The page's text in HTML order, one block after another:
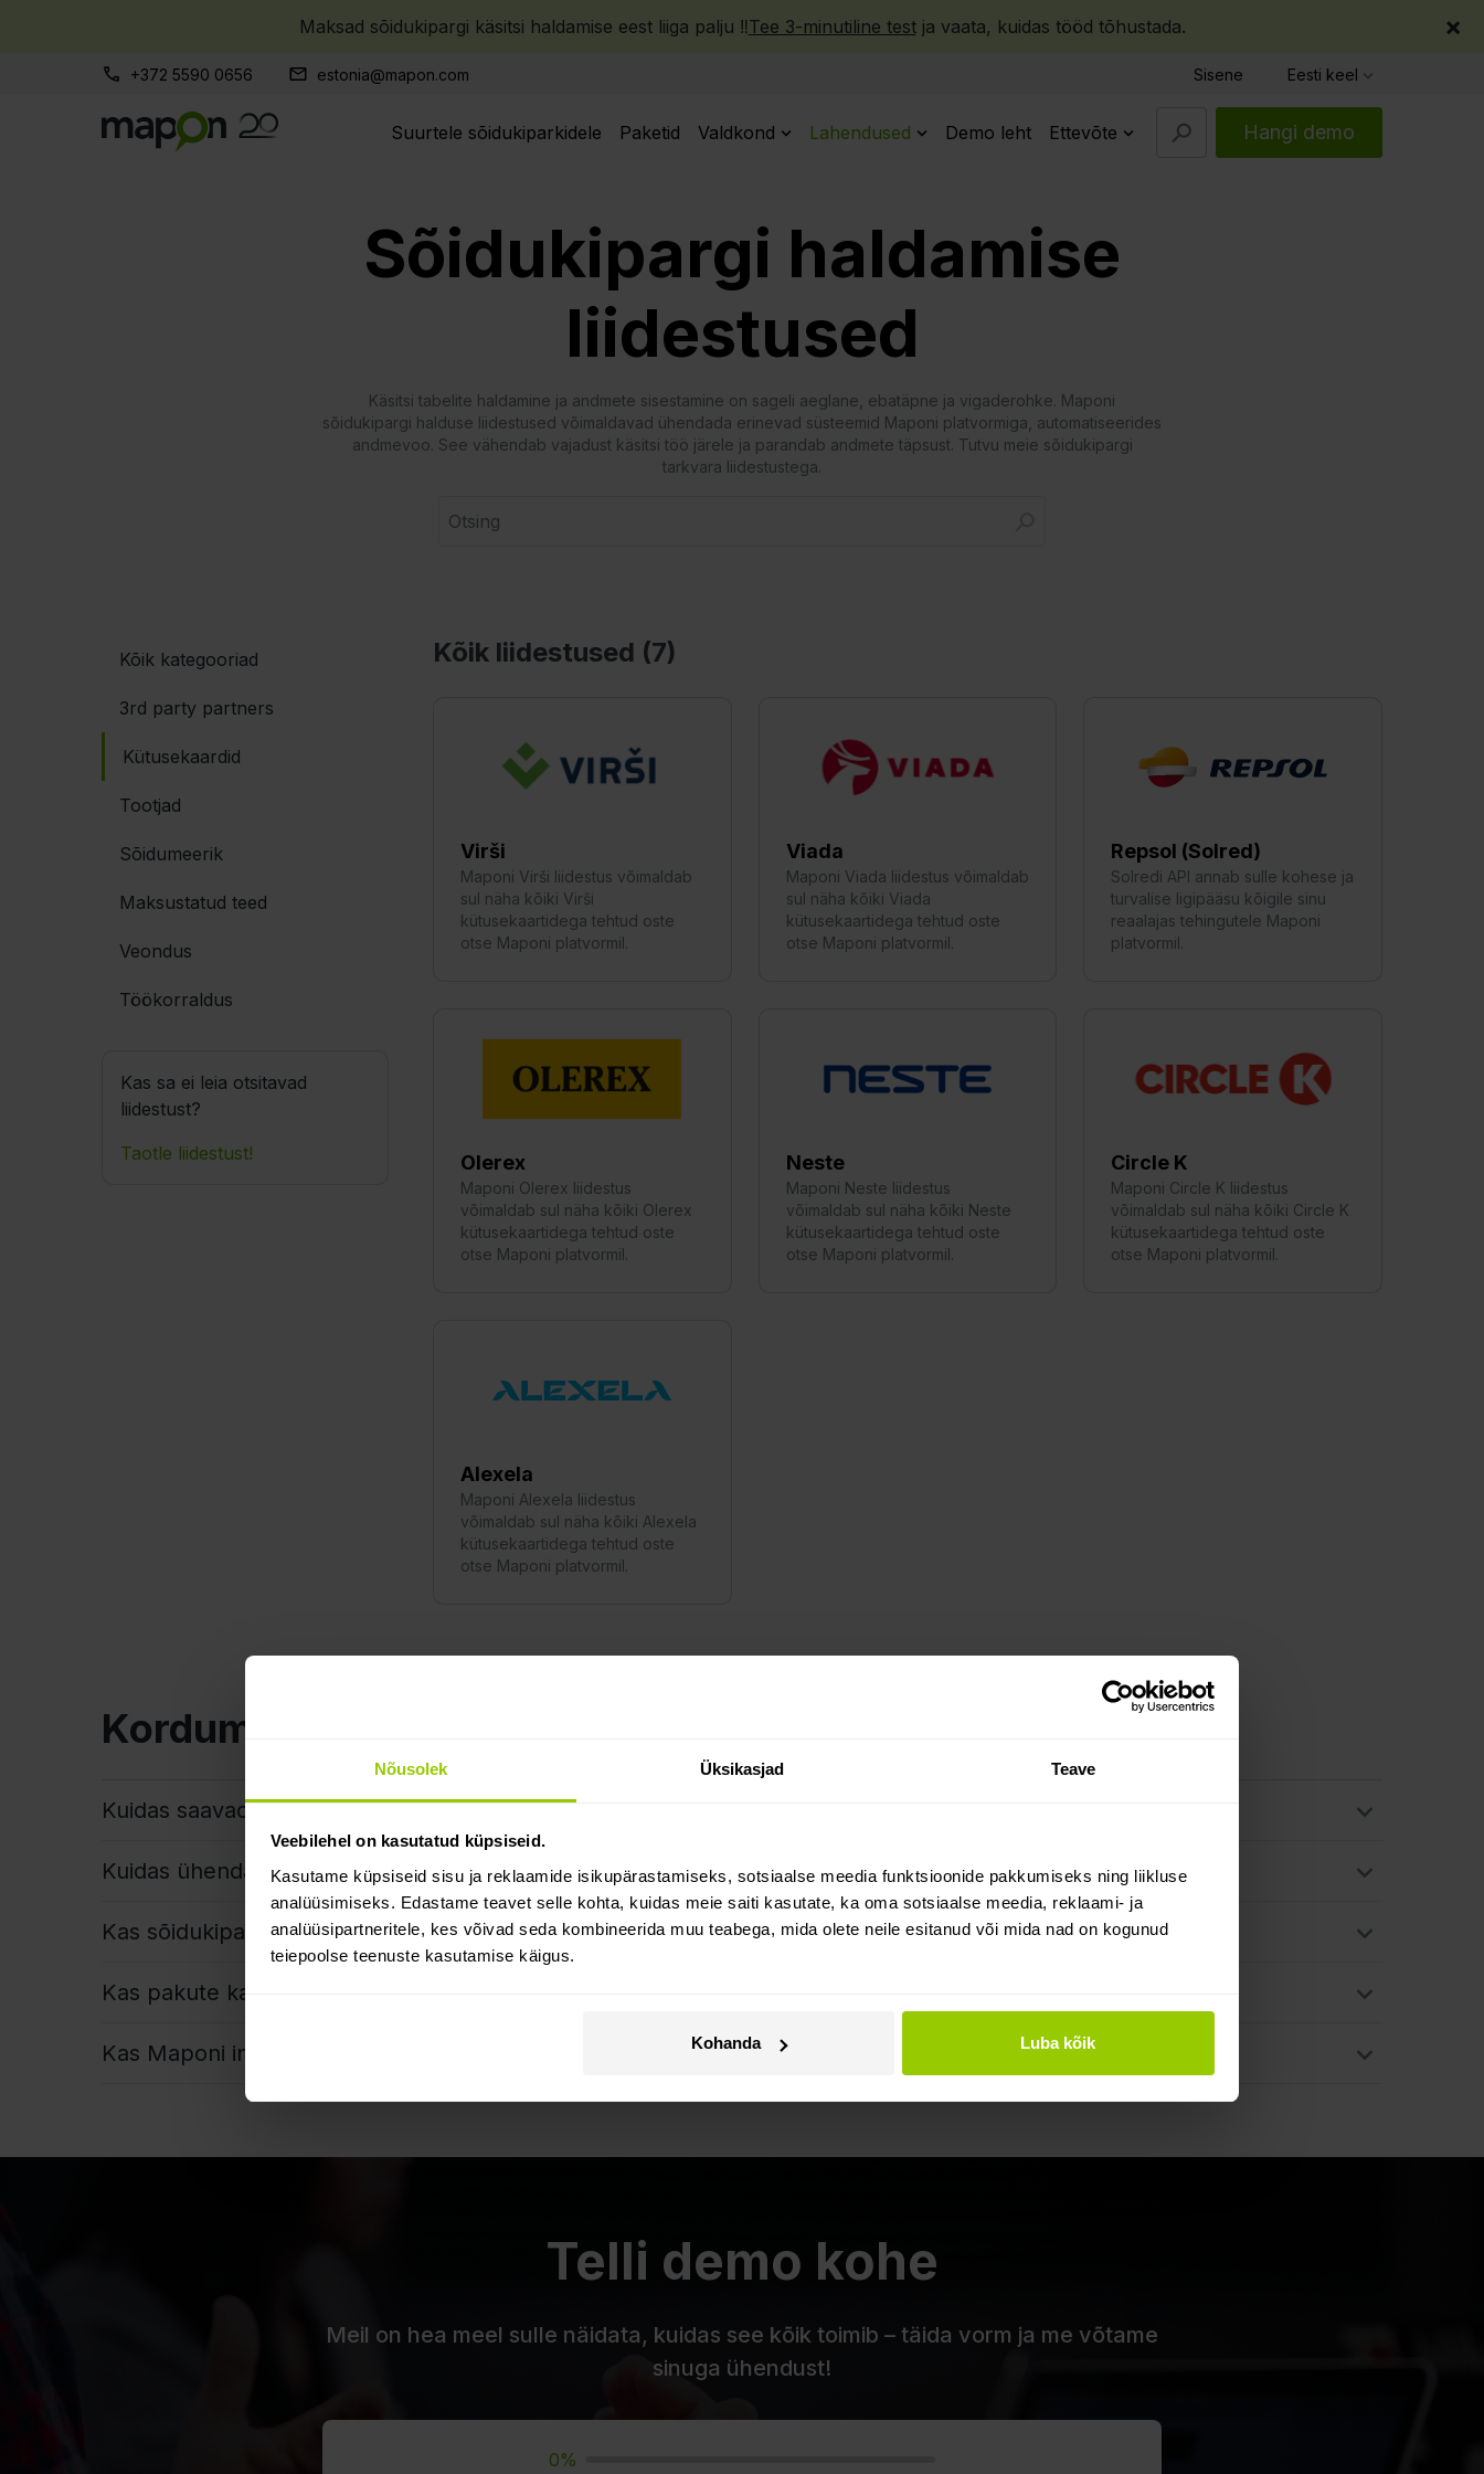
Nõusolek Üksikasjad Teave
Veebilehel on kasutatud küpsiseid.
Kasutame küpsiseid sisu ja reklaamide isikupärastamiseks, sotsiaalse meedia funktsioonide pakkumiseks ning liikluse
analüüsimiseks. Edastame teavet selle kohta, kuidas meie saiti kasutate, ka oma sotsiaalse meedia, reklaami- ja
analüüsipartneritele, kes võivad seda kombineerida muu teabega, mida olete neile esitanud või mida nad on kogunud
teiepoolse teenuste kasutamise käigus.
Kohanda Luba kõik
Maksad sõidukipargi käsitsi haldamise eest liiga palju ‼️Tee 3-minutiline testja vaata, kuidas tööd tõhustada. ×
+372 5590 0656 estonia@mapon.com Sisene Eesti keel
Suurtele sõidukiparkidele Paketid Valdkond Lahendused Demo leht Ettevõte Hangi demo
Sõidukipargi haldamise
liidestused
Käsitsi tabelite haldamine ja andmete sisestamine on sageli aeglane, ebatäpne ja vigaderohke. Maponi
sõidukipargi halduse liidestused võimaldavad ühendada erinevad süsteemid Maponi platvormiga, automatiseerides
andmevoo. See vähendab vajadust käsitsi töö järele ja parandab andmete täpsust. Tutvu meie sõidukipargi
tarkvara liidestustega.
Kõik kategooriad
3rd party partners
Kütusekaardid
Tootjad
Sõidumeerik
Maksustatud teed
Veondus
Töökorraldus
Kas sa ei leia otsitavad
liidestust?
Taotle liidestust!
Kõik liidestused (7)
Virši
Maponi Virši liidestus võimaldab
sul näha kõiki Virši
kütusekaartidega tehtud oste
otse Maponi platvormil.
Viada
Maponi Viada liidestus võimaldab
sul näha kõiki Viada
kütusekaartidega tehtud oste
otse Maponi platvormil.
Repsol (Solred)
Solredi API annab sulle kohese ja
turvalise ligipääsu kõigile sinu
reaalajas tehingutele Maponi
platvormil.
Olerex
Maponi Olerex liidestus
võimaldab sul näha kõiki Olerex
kütusekaartidega tehtud oste
otse Maponi platvormil.
Neste
Maponi Neste liidestus
võimaldab sul näha kõiki Neste
kütusekaartidega tehtud oste
otse Maponi platvormil.
Circle K
Maponi Circle K liidestus
võimaldab sul näha kõiki Circle K
kütusekaartidega tehtud oste
otse Maponi platvormil.
Alexela
Maponi Alexela liidestus
võimaldab sul näha kõiki Alexela
kütusekaartidega tehtud oste
otse Maponi platvormil.
Korduma kippuvad küsimused
Kuidas saavad sõidukipargi halduse liidestused minu ettevõtte tegevust toetada ja efektiivsemaks muuta?
Kuidas ühendada liidestus?
Kas sõidukipargi tarkvara liidestused on tasuta?
Kas pakute ka API-liidestusi süsteemidele, mida nimekirjast ei leia?
Kas Maponi integratsioonid sobivad suurtele sõidukiparkidele?
Telli demo kohe
Meil on hea meel sulle näidata, kuidas see kõik toimib – täida vorm ja me võtame
sinuga ühendust!
0%